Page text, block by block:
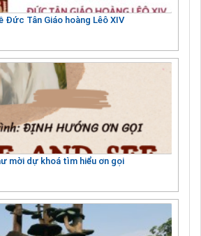
Đức Tân Giáo hoàng Lêô XIV
mời dự khoá tìm hiểu ơn gọi